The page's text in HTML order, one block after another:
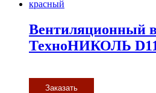
Вентиляционный
ТехноНИКОЛЬ
Заказать